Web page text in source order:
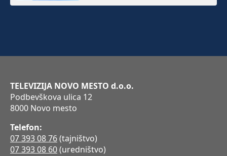
TELEVIZIJA NOVO MESTO d.o.o.
Podbevškova ulica 12
8000 Novo mesto
Telefon:
07 393 08 76(tajništvo)
07 393 08 60(uredništvo)